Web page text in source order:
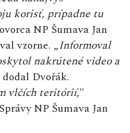
korisť, prípadne tu
NP Šumava Jan
vzorne. „Informoval
nakrútené video a
Dvořák.
vlčích teritórií,"
NP Šumava Jan